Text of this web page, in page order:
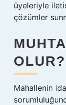
üyeleriyle
çözümler
OLUR?
Mahallenin